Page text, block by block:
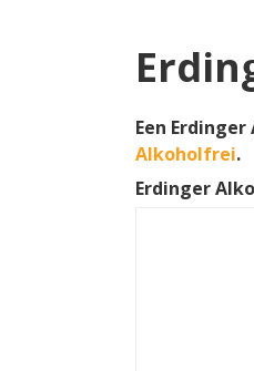
Een
Alkoholfrei.
Erdinger